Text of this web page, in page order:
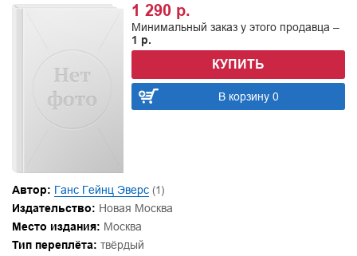
1 290 р.
Минимальный заказ у этого продавца –
1 р.
КУПИТЬ
В корзину 0
Автор: Ганс Гейнц Эверс (1)
Издательство: Новая Москва
Место издания: Москва
Тип переплёта: твёрдый